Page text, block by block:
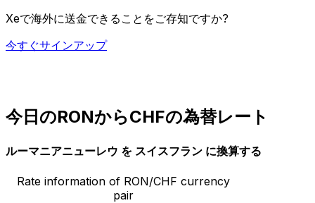
Xeで海外に送金できることをご存知ですか?
今すぐサインアップ
今日のRONからCHFの為替レート
ルーマニアニューレウ を スイスフラン に換算する
Rate information of RON/CHF currency
pair